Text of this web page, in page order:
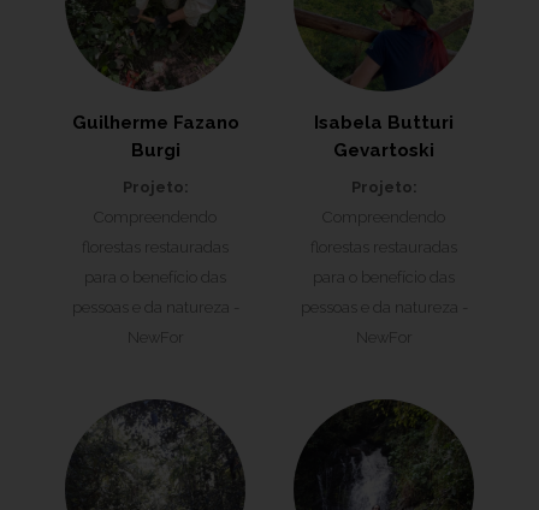
Guilherme Fazano
Burgi
Projeto:
Compreendendo
florestas restauradas
para o benefício das
pessoas e da natureza -
NewFor
Isabela Butturi
Gevartoski
Projeto:
Compreendendo
florestas restauradas
para o benefício das
pessoas e da natureza -
NewFor